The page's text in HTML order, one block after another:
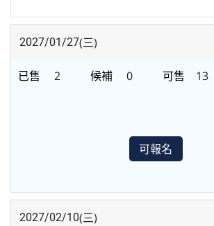
2027/01/27(三)
2 0 13
可報名
2027/02/10(三)